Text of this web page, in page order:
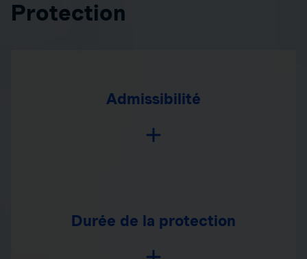
Protection
Admissibilité
Durée de la protection